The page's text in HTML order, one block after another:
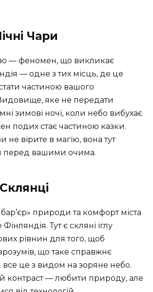
Чари
— феномен, що викликає
— одне з тих місць, де це
частиною вашого
яке не передати
зимові ночі, коли небо вибухає
подих стає частиною казки.
не вірите в магію, вона тут
перед вашими очима.
природи та комфорт міста
Тут є скляні іглу
рівнин для того, щоб
що таке справжнє
все це з видом на зоряне небо.
контраст — любити природу, але